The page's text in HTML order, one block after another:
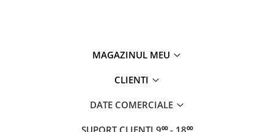
MAGAZINUL MEU
CLIENTI
DATE COMERCIALE